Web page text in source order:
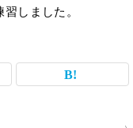
しました。